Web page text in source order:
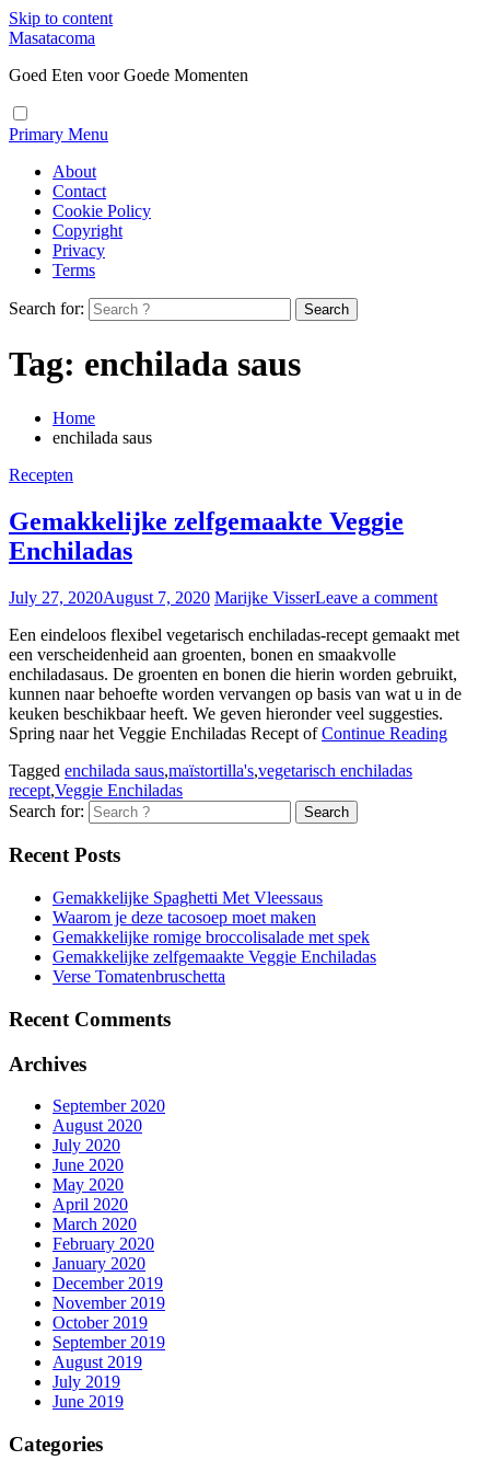
Skip to content
Masatacoma
Goed Eten voor Goede Momenten
Primary Menu
About
Contact
Cookie Policy
Copyright
Privacy
Terms
Search for:
Tag: enchilada saus
Home
enchilada saus
Recepten
Gemakkelijke zelfgemaakte Veggie
Enchiladas
July 27, 2020August 7, 2020 Marijke VisserLeave a comment
Een eindeloos flexibel vegetarisch enchiladas-recept gemaakt met
een verscheidenheid aan groenten, bonen en smaakvolle
enchiladasaus. De groenten en bonen die hierin worden gebruikt,
kunnen naar behoefte worden vervangen op basis van wat u in de
keuken beschikbaar heeft. We geven hieronder veel suggesties.
Spring naar het Veggie Enchiladas Recept ofContinue Reading
Tagged enchilada saus,maïstortilla's,vegetarisch enchiladas
recept,Veggie Enchiladas
Search for:
Recent Posts
Gemakkelijke Spaghetti Met Vleessaus
Waarom je deze tacosoep moet maken
Gemakkelijke romige broccolisalade met spek
Gemakkelijke zelfgemaakte Veggie Enchiladas
Verse Tomatenbruschetta
Recent Comments
Archives
September 2020
August 2020
July 2020
June 2020
May 2020
April 2020
March 2020
February 2020
January 2020
December 2019
November 2019
October 2019
September 2019
August 2019
July 2019
June 2019
Categories